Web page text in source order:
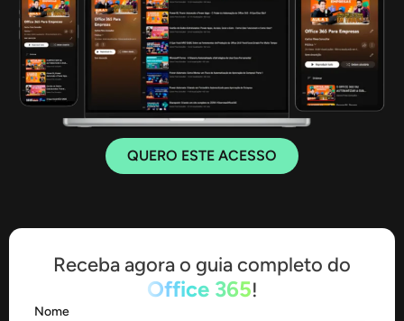
QUERO ESTE ACESSO
Receba agora o guia completo do
Office 365!
Nome